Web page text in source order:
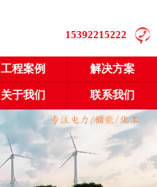
15392215222
工程案例 解决方案
关于我们 联系我们